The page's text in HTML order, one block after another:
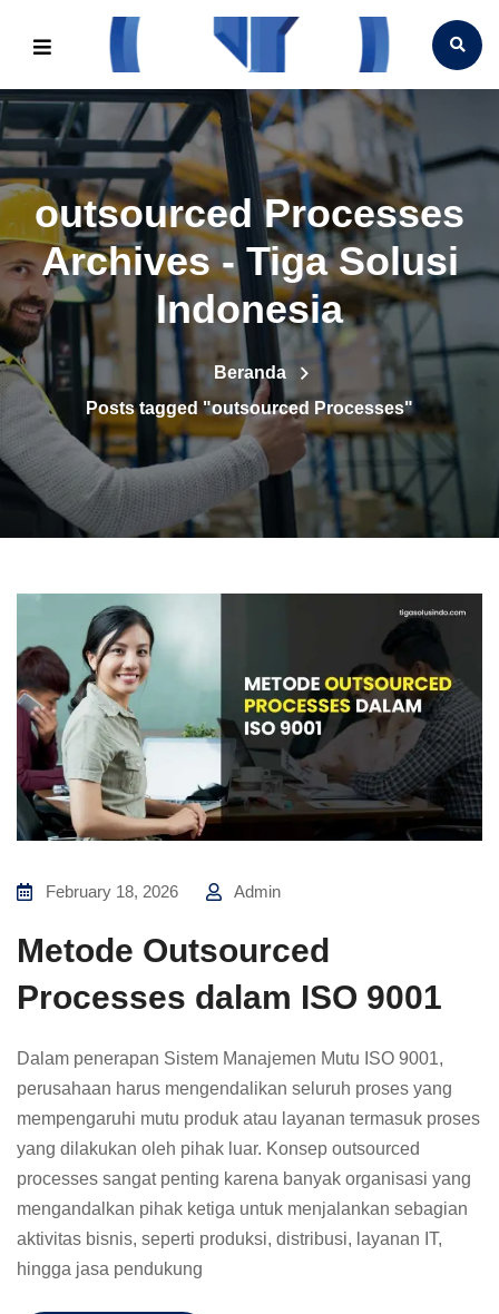
outsourced Processes
Archives - Tiga Solusi
Indonesia
Beranda
Posts tagged "outsourced Processes"
February 18, 2026 Admin
Metode Outsourced
Processes dalam ISO 9001
Dalam penerapan Sistem Manajemen Mutu ISO 9001,
perusahaan harus mengendalikan seluruh proses yang
mempengaruhi mutu produk atau layanan termasuk proses
yang dilakukan oleh pihak luar. Konsep outsourced
processes sangat penting karena banyak organisasi yang
mengandalkan pihak ketiga untuk menjalankan sebagian
aktivitas bisnis, seperti produksi, distribusi, layanan IT,
hingga jasa pendukung